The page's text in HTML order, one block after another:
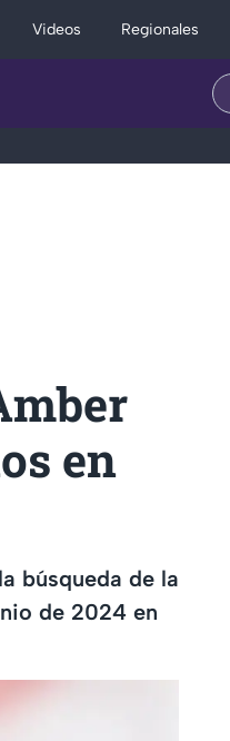
Videos Regionales
en
búsqueda de la
de 2024 en